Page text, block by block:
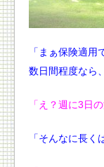
「まぁ保険適用
数日間程度なら
「え？週に3日
「そんなに長く